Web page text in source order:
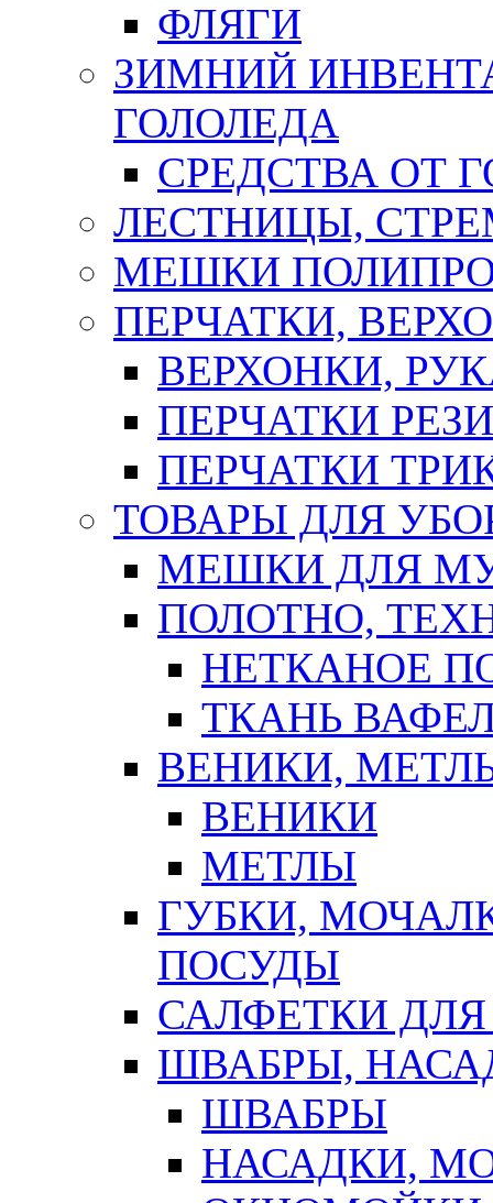
ФЛЯГИ
ЗИМНИЙ
ГОЛОЛЕДА
СРЕДСТВА ОТ
ЛЕСТНИЦЫ,
МЕШКИ
ПЕРЧАТКИ,
ВЕРХОНКИ,
ПЕРЧАТКИ
ПЕРЧАТКИ
ТОВАРЫ ДЛЯ
МЕШКИ ДЛЯ
ПОЛОТНО,
НЕТКАНОЕ
ТКАНЬ
ВЕНИКИ,
ВЕНИКИ
МЕТЛЫ
ГУБКИ,
ПОСУДЫ
САЛФЕТКИ
ШВАБРЫ,
ШВАБРЫ
НАСАДКИ,